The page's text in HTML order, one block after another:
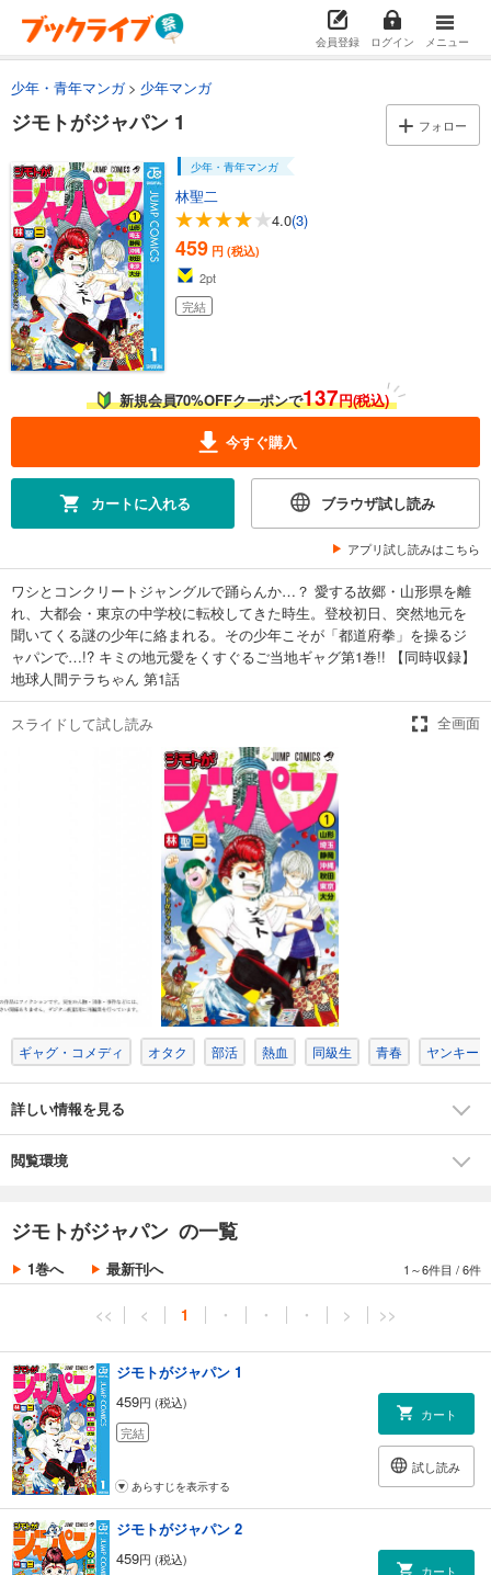
会員登録 ログイン メニュー
少年・青年マンガ 少年マンガ
ジモトがジャパン 1 フォロー
少年・青年マンガ
林聖二
4.0(3)
459 円 (税込)
2pt
完結
新規会員70%OFFクーポンで137円(税込)
今すぐ購入
カートに入れる ブラウザ試し読み
アプリ試し読みはこちら
ワシとコンクリートジャングルで踊らんか…？ 愛する故郷・山形県を離
れ、大都会・東京の中学校に転校してきた時生。登校初日、突然地元を
聞いてくる謎の少年に絡まれる。その少年こそが「都道府拳」を操るジ
ャパンで…!? キミの地元愛をくすぐるご当地ギャグ第1巻!! 【同時収録】
地球人間テラちゃん 第1話
スライドして試し読み 全画面
ギャグ・コメディ オタク 部活 熱血 同級生 青春 ヤンキー
詳しい情報を見る
閲覧環境
ジモトがジャパン の一覧
1巻へ 最新刊へ 1～6件目 /6件
<< < 1 ・ ・ ・ > >>
ジモトがジャパン 1
459円 (税込)
完結
カート
試し読み
あらすじを表示する
ジモトがジャパン 2
459円 (税込)
カート